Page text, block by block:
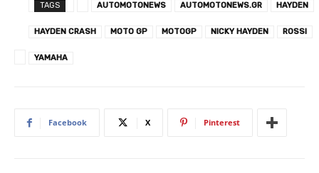
TAGS AUTOMOTONEWS AUTOMOTONEWS.GR HAYDEN
HAYDEN CRASH MOTO GP MOTOGP NICKY HAYDEN ROSSI
YAMAHA
Facebook X Pinterest